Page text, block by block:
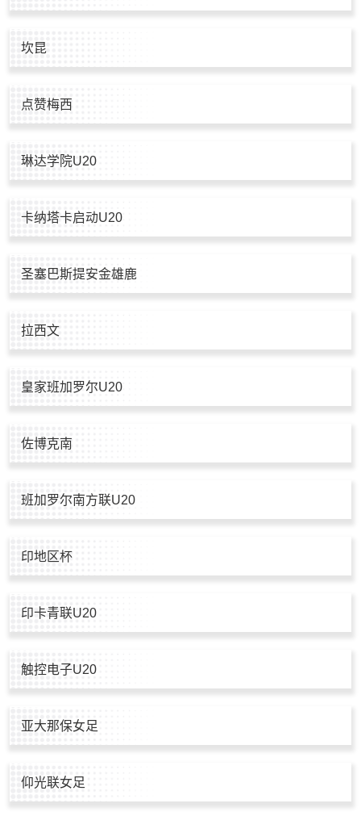
坎昆
点赞梅西
琳达学院U20
卡纳塔卡启动U20
圣塞巴斯提安金雄鹿
拉西文
皇家班加罗尔U20
佐博克南
班加罗尔南方联U20
印地区杯
印卡青联U20
触控电子U20
亚大那保女足
仰光联女足